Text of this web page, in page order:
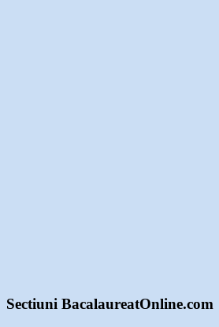
Sectiuni BacalaureatOnline.com